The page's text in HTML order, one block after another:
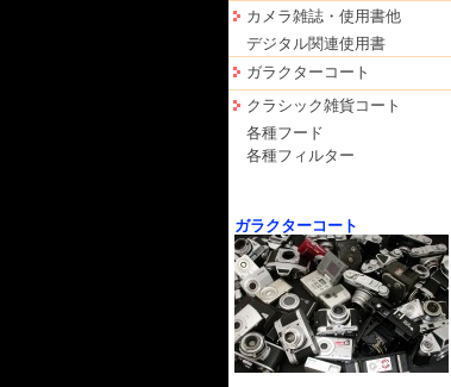
カメラ雑誌・使用書他
デジタル関連使用書
ガラクターコート
クラシック雑貨コート
各種フード
各種フィルター
ガラクターコート